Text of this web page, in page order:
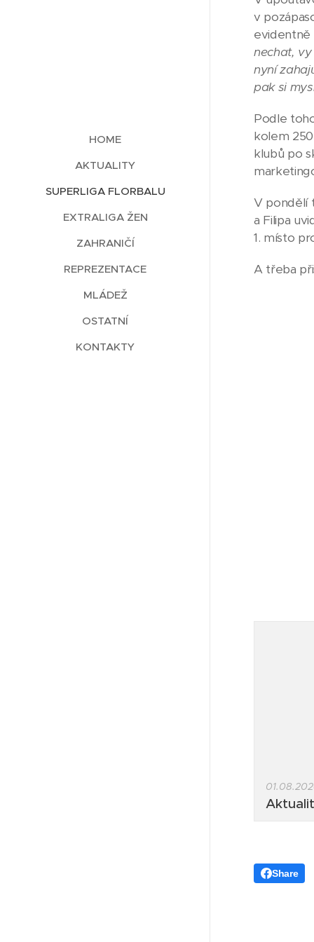
HOME
AKTUALITY
SUPERLIGA FLORBALU
EXTRALIGA ŽEN
ZAHRANIČÍ
REPREZENTACE
MLÁDEŽ
OSTATNÍ
KONTAKTY
v
evidentně
nechat,
nyní
pak si
Podle
kolem
klubů po
V pondělí
a Filipa
1. místo
A třeba
Share